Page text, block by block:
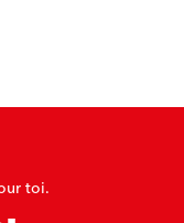
toi.